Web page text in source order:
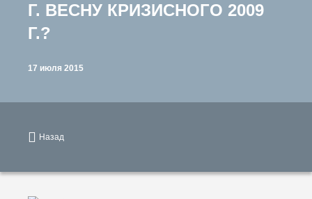
Г. ВЕСНУ КРИЗИСНОГО 2009
Г.?
17 июля 2015
Назад